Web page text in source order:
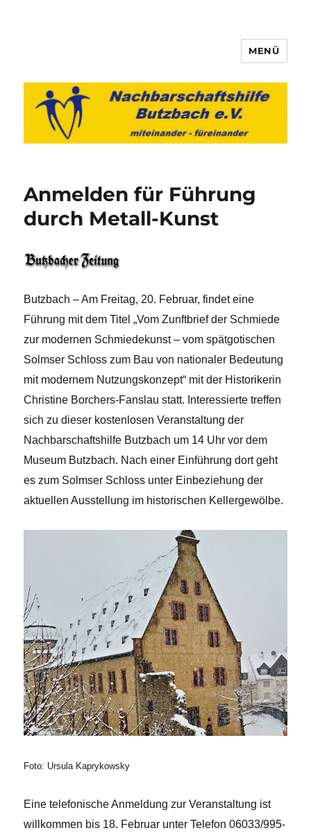
Nachbarschaftshilfe Butzbach
e.V.
MENÜ
Anmelden für Führung
durch Metall-Kunst
Butzbach – Am Freitag, 20. Februar, findet eine
Führung mit dem Titel „Vom Zunftbrief der Schmiede
zur modernen Schmiedekunst – vom spätgotischen
Solmser Schloss zum Bau von nationaler Bedeutung
mit modernem Nutzungskonzept“ mit der Historikerin
Christine Borchers-Fanslau statt. Interessierte treffen
sich zu dieser kostenlosen Veranstaltung der
Nachbarschaftshilfe Butzbach um 14 Uhr vor dem
Museum Butzbach. Nach einer Einführung dort geht
es zum Solmser Schloss unter Einbeziehung der
aktuellen Ausstellung im historischen Kellergewölbe.
Foto: Ursula Kaprykowsky
Eine telefonische Anmeldung zur Veranstaltung ist
willkommen bis 18. Februar unter Telefon 06033/995-